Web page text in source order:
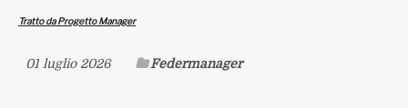
Tratto da Progetto Manager
01 luglio 2026 Federmanager